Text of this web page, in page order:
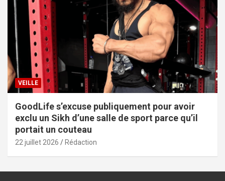
VEILLE
GoodLife s’excuse publiquement pour avoir
exclu un Sikh d’une salle de sport parce qu’il
portait un couteau
22 juillet 2026 Rédaction